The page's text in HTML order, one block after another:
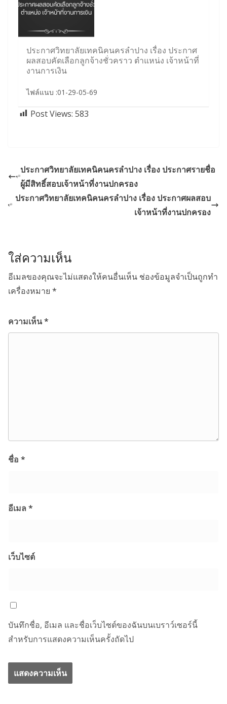
ประกาศวิทยาลัยเทคนิคนครลำปาง เรื่อง ประกาศ
ผลสอบคัดเลือกลูกจ้างชั่วคราว ตำแหน่ง เจ้าหน้าที่
งานการเงิน
ไฟล์แนบ :01-29-05-69
Post Views: 583
ประกาศวิทยาลัยเทคนิคนครลำปาง เรื่อง ประกาศรายชื่อ
ผู้มีสิทธิ์สอบเจ้าหน้าที่งานปกครอง
ประกาศวิทยาลัยเทคนิคนครลำปาง เรื่อง ประกาศผลสอบ
เจ้าหน้าที่งานปกครอง
ใส่ความเห็น
อีเมลของคุณจะไม่แสดงให้คนอื่นเห็น ช่องข้อมูลจำเป็นถูกทำ
เครื่องหมาย *
ความเห็น*
ชื่อ *
อีเมล *
เว็บไซต์
บันทึกชื่อ, อีเมล และชื่อเว็บไซต์ของฉันบนเบราว์เซอร์นี้
สำหรับการแสดงความเห็นครั้งถัดไป